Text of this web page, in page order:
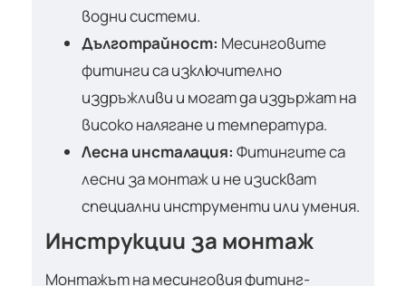
водни системи.
Дълготрайност: Месинговите
фитинги са изключително
издръжливи и могат да издържат на
високо налягане и температура.
Лесна инсталация: Фитингите са
лесни за монтаж и не изискват
специални инструменти или умения.
Инструкции за монтаж
Монтажът на месинговия фитинг-